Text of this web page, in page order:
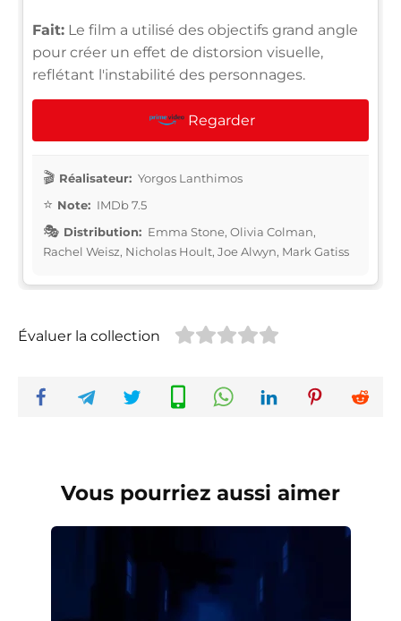
Fait: Le film a utilisé des objectifs grand angle
pour créer un effet de distorsion visuelle,
reflétant l'instabilité des personnages.
Regarder
Réalisateur: Yorgos Lanthimos
Note: IMDb 7.5
Distribution: Emma Stone, Olivia Colman,
Rachel Weisz, Nicholas Hoult, Joe Alwyn, Mark Gatiss
Évaluer la collection
Vous pourriez aussi aimer